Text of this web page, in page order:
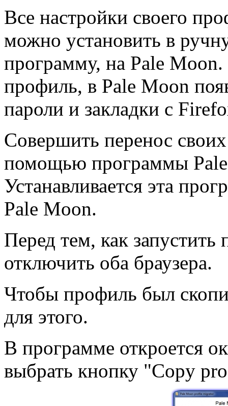
Все настройки своего
можно установить в
программу, на Pale Moon.
профиль, в Pale Moon
пароли и закладки с
Совершить перенос
помощью программы
Устанавливается эта
Pale Moon.
Перед тем, как
отключить оба браузера.
Чтобы профиль был
для этого.
В программе откроется
выбрать кнопку "Copy